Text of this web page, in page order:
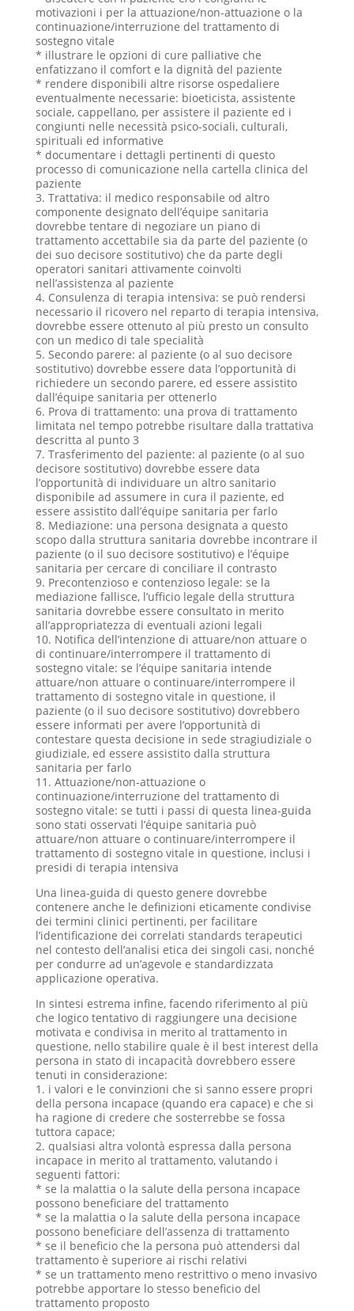
motivazioni i per la attuazione/non-attuazione o la
continuazione/interruzione del trattamento di
sostegno vitale
* illustrare le opzioni di cure palliative che
enfatizzano il comfort e la dignità del paziente
* rendere disponibili altre risorse ospedaliere
eventualmente necessarie: bioeticista, assistente
sociale, cappellano, per assistere il paziente ed i
congiunti nelle necessità psico-sociali, culturali,
spirituali ed informative
* documentare i dettagli pertinenti di questo
processo di comunicazione nella cartella clinica del
paziente
3. Trattativa: il medico responsabile od altro
componente designato dell’équipe sanitaria
dovrebbe tentare di negoziare un piano di
trattamento accettabile sia da parte del paziente (o
dei suo decisore sostitutivo) che da parte degli
operatori sanitari attivamente coinvolti
nell’assistenza al paziente
4. Consulenza di terapia intensiva: se può rendersi
necessario il ricovero nel reparto di terapia intensiva,
dovrebbe essere ottenuto al più presto un consulto
con un medico di tale specialità
5. Secondo parere: al paziente (o al suo decisore
sostitutivo) dovrebbe essere data l’opportunità di
richiedere un secondo parere, ed essere assistito
dall’équipe sanitaria per ottenerlo
6. Prova di trattamento: una prova di trattamento
limitata nel tempo potrebbe risultare dalla trattativa
descritta al punto 3
7. Trasferimento del paziente: al paziente (o al suo
decisore sostitutivo) dovrebbe essere data
l’opportunità di individuare un altro sanitario
disponibile ad assumere in cura il paziente, ed
essere assistito dall’équipe sanitaria per farlo
8. Mediazione: una persona designata a questo
scopo dalla struttura sanitaria dovrebbe incontrare il
paziente (o il suo decisore sostitutivo) e l’équipe
sanitaria per cercare di conciliare il contrasto
9. Precontenzioso e contenzioso legale: se la
mediazione fallisce, l’ufficio legale della struttura
sanitaria dovrebbe essere consultato in merito
all’appropriatezza di eventuali azioni legali
10. Notifica dell’intenzione di attuare/non attuare o
di continuare/interrompere il trattamento di
sostegno vitale: se l’équipe sanitaria intende
attuare/non attuare o continuare/interrompere il
trattamento di sostegno vitale in questione, il
paziente (o il suo decisore sostitutivo) dovrebbero
essere informati per avere l’opportunità di
contestare questa decisione in sede stragiudiziale o
giudiziale, ed essere assistito dalla struttura
sanitaria per farlo
11. Attuazione/non-attuazione o
continuazione/interruzione del trattamento di
sostegno vitale: se tutti i passi di questa linea-guida
sono stati osservati l’équipe sanitaria può
attuare/non attuare o continuare/interrompere il
trattamento di sostegno vitale in questione, inclusi i
presidi di terapia intensiva
Una linea-guida di questo genere dovrebbe
contenere anche le definizioni eticamente condivise
dei termini clinici pertinenti, per facilitare
l’identificazione dei correlati standards terapeutici
nel contesto dell’analisi etica dei singoli casi, nonché
per condurre ad un’agevole e standardizzata
applicazione operativa.
In sintesi estrema infine, facendo riferimento al più
che logico tentativo di raggiungere una decisione
motivata e condivisa in merito al trattamento in
questione, nello stabilire quale è il best interest della
persona in stato di incapacità dovrebbero essere
tenuti in considerazione:
1. i valori e le convinzioni che si sanno essere propri
della persona incapace (quando era capace) e che si
ha ragione di credere che sosterrebbe se fossa
tuttora capace;
2. qualsiasi altra volontà espressa dalla persona
incapace in merito al trattamento, valutando i
seguenti fattori:
* se la malattia o la salute della persona incapace
possono beneficiare del trattamento
* se la malattia o la salute della persona incapace
possono beneficiare dell’assenza di trattamento
* se il beneficio che la persona può attendersi dal
trattamento è superiore ai rischi relativi
* se un trattamento meno restrittivo o meno invasivo
potrebbe apportare lo stesso beneficio del
trattamento proposto